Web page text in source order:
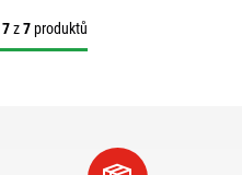
7z7produktů